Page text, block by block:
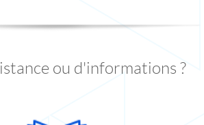
ou d'informations ?